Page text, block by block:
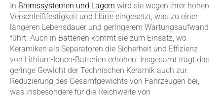
In Bremssystemen und Lagern wird sie wegen ihrer hohen
Verschleißfestigkeit und Härte eingesetzt, was zu einer
längeren Lebensdauer und geringerem Wartungsaufwand
führt. Auch in Batterien kommt sie zum Einsatz, wo
Keramiken als Separatoren die Sicherheit und Effizienz
von Lithium-Ionen-Batterien erhöhen. Insgesamt trägt das
geringe Gewicht der Technischen Keramik auch zur
Reduzierung des Gesamtgewichts von Fahrzeugen bei,
was insbesondere für die Reichweite von